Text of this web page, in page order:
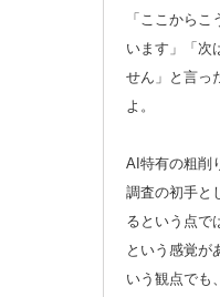
「ここから
います」「次
せん」と言っ
よ。
AI特有の粗削
調査の初手と
るという点で
という感覚が
いう観点でも